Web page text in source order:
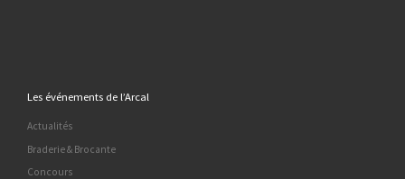
Les événements de l’Arcal
Actualités
Braderie & Brocante
Concours